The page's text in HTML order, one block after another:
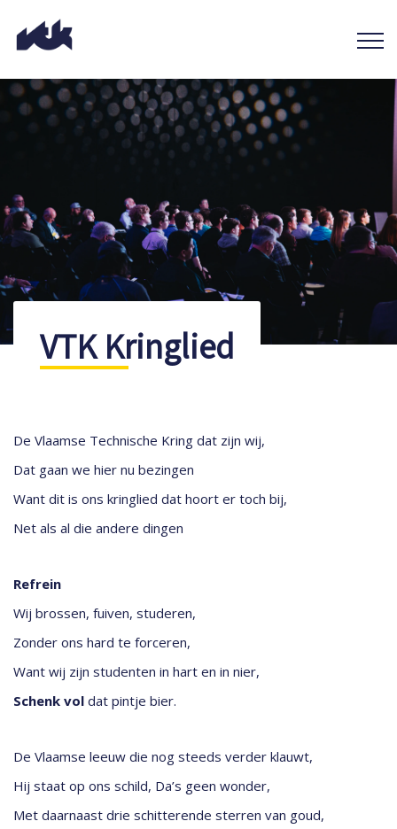
VTK Kringlied
De Vlaamse Technische Kring dat zijn wij,
Dat gaan we hier nu bezingen
Want dit is ons kringlied dat hoort er toch bij,
Net als al die andere dingen
Refrein
Wij brossen, fuiven, studeren,
Zonder ons hard te forceren,
Want wij zijn studenten in hart en in nier,
Schenk vol dat pintje bier.
De Vlaamse leeuw die nog steeds verder klauwt,
Hij staat op ons schild, Da’s geen wonder,
Met daarnaast drie schitterende sterren van goud,